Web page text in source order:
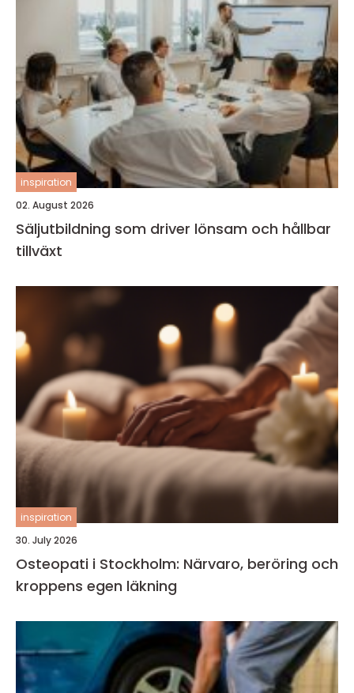
inspiration
02. August 2026
Säljutbildning som driver lönsam och hållbar
tillväxt
inspiration
30. July 2026
Osteopati i Stockholm: Närvaro, beröring och
kroppens egen läkning